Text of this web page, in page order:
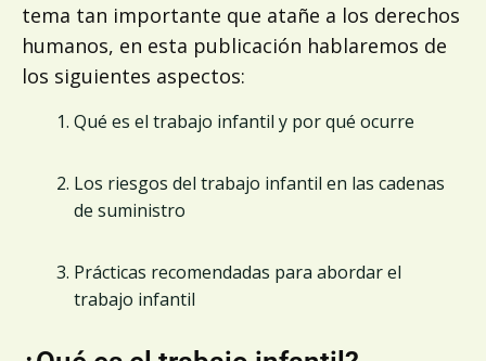
tema tan importante que atañe a los derechos
humanos, en esta publicación hablaremos de
los siguientes aspectos:
Qué es el trabajo infantil y por qué ocurre
Los riesgos del trabajo infantil en las cadenas
de suministro
Prácticas recomendadas para abordar el
trabajo infantil